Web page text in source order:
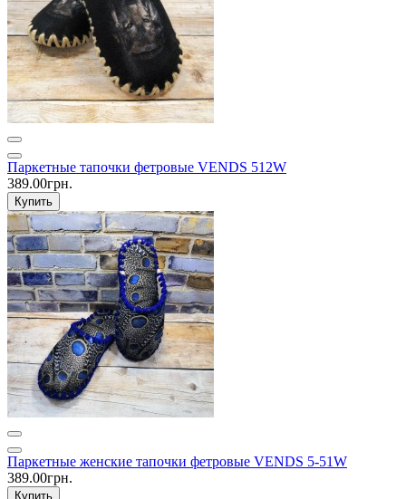
Паркетные тапочки фетровые VENDS 512W
389.00грн.
Купить
Паркетные женские тапочки фетровые VENDS 5-51W
389.00грн.
Купить